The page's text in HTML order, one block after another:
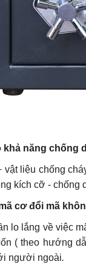
khả năng chống
vật liệu chống
kích cỡ - chống
cơ đổi mã
lo lắng về việc
( theo hướng
người ngoài.